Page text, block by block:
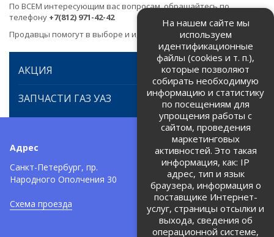
По ВСЕМ интересующим вас вопросам, обращайтесь по
телефону +7(812) 971-42-42
Продавцы помогут в выборе и идентификации товара.
АКЦИЯ
ЗАПЧАСТИ ГАЗ УАЗ
Адрес
Санкт-Петербург, пр.
Народного Ополчения 30
Схема проезда
Телефоны:
+7 (812) 971-42-42
Политика об обработке и
защите персональных данных
Соглашение на обработку
персональных данных
На нашем сайте мы
используем
идентификационные
файлы (cookies и т. п.),
которые позволяют
собирать необходимую
информацию и статистику
по посещениям для
упрощения работы с
сайтом, проведения
маркетинговых
активностей. Это такая
информация, как: IP
адрес, тип и язык
браузера, информация о
поставщике Интернет-
услуг, страницы отсылки и
выхода, сведения об
операционной системе,